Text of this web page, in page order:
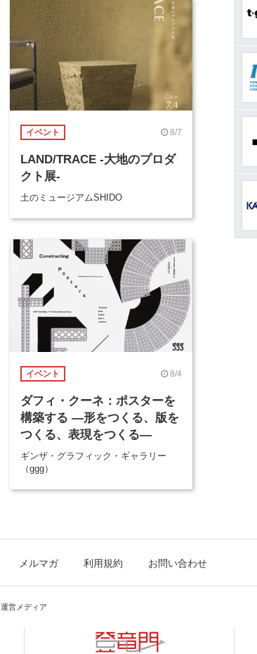
イベント 8/7
LAND/TRACE -大地のプロダ
クト展-
土のミュージアムSHIDO
イベント 8/4
ダフィ・クーネ：ポスターを
構築する ―形をつくる、版を
つくる、表現をつくる―
ギンザ・グラフィック・ギャラリー
（ggg）
メルマガ 利用規約 お問い合わせ
運営メディア